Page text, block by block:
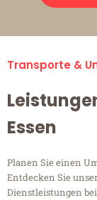
Transporte &
Essen
Planen Sie einen
Entdecken Sie
Dienstleistungen